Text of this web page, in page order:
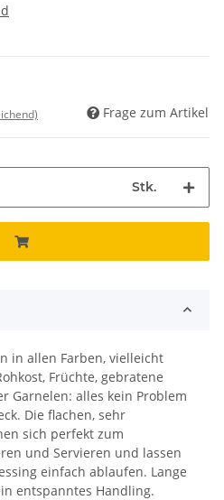
Frage zum Artikel
Stk.
in allen Farben, vielleicht
Früchte, gebratene
Garnelen: alles kein Problem
Die flachen, sehr
sich perfekt zum
und Servieren und lassen
einfach ablaufen. Lange
entspanntes Handling.